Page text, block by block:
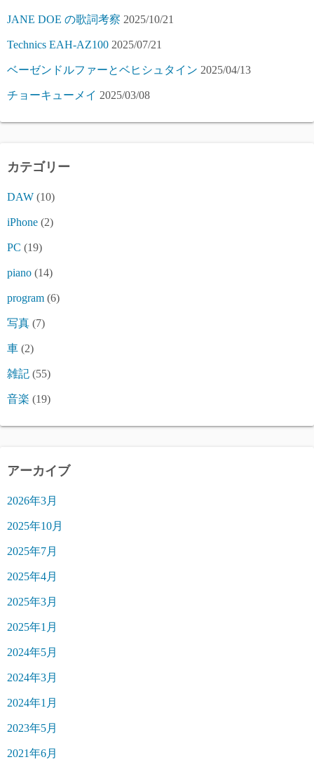
JANE DOE の歌詞考察 2025/10/21
Technics EAH-AZ100 2025/07/21
ベーゼンドルファーとベヒシュタイン 2025/04/13
チョーキューメイ 2025/03/08
カテゴリー
DAW (10)
iPhone (2)
PC (19)
piano (14)
program (6)
写真 (7)
車 (2)
雑記 (55)
音楽 (19)
アーカイブ
2026年3月
2025年10月
2025年7月
2025年4月
2025年3月
2025年1月
2024年5月
2024年3月
2024年1月
2023年5月
2021年6月